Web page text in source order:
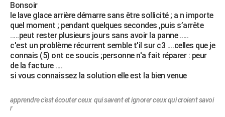
Mobiles
Meilleur smartphone
Internet
Ordinateurs
Jeux vidéo
Guide high-tech
BRICOLAGE
Forum
Aménagement intérieur
Extérieur
Cuisine
Salle de bains
Jardinage
Rangement
WEEK-END
Guides de France
Escapades
Patrimoine
Expositions
Musées
Week-end nature
+LIFESTYLE
Art de vivre
Bien-être
Loisirs
Mode
Modes de vie
SANTE
Destinations
City break
Voyage nature
Voyage de noces
Forum
Climat
+PHOTO
Bonsoir
le lave glace arrière démarre sans être sollicité ; a n importe
quel moment ; pendant quelques secondes ,puis s’arrête
.....peut rester plusieurs jours sans avoir la panne .....
c'est un problème récurrent semble t'il sur c3 ....celles que je
connais (5) ont ce soucis ;personne n'a fait réparer : peur
de la facture ....
si vous connaissez la solution elle est la bien venue
apprendre c'est écouter ceux qui savent et ignorer ceux qui croient savoi
r